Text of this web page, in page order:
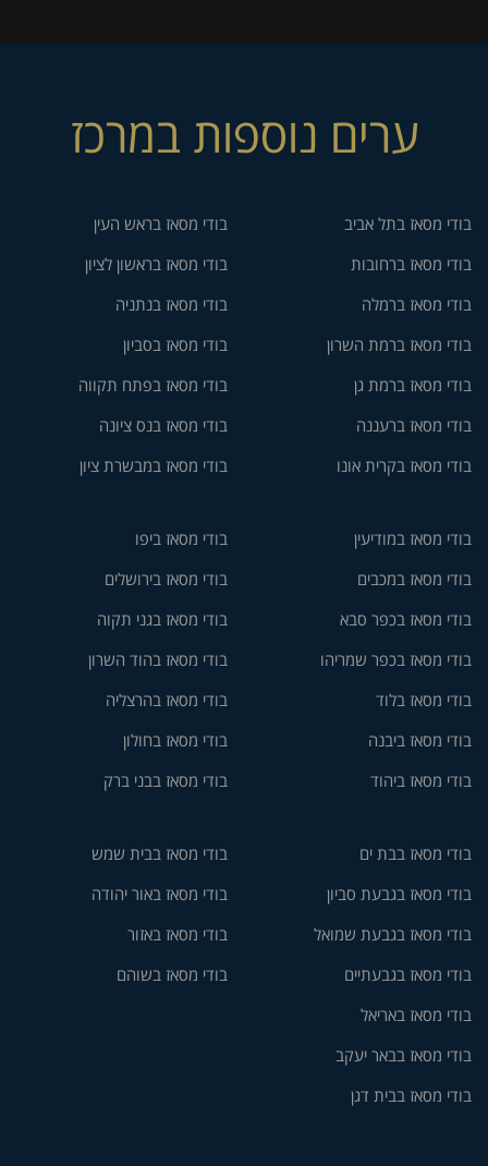
ערים נוספות במרכז
בודי מסאז בתל אביב
בודי מסאז ברחובות
בודי מסאז ברמלה
בודי מסאז ברמת השרון
בודי מסאז ברמת גן
בודי מסאז ברעננה
בודי מסאז בקרית אונו
בודי מסאז בראש העין
בודי מסאז בראשון לציון
בודי מסאז בנתניה
בודי מסאז בסביון
בודי מסאז בפתח תקווה
בודי מסאז בנס ציונה
בודי מסאז במבשרת ציון
בודי מסאז במודיעין
בודי מסאז במכבים
בודי מסאז בכפר סבא
בודי מסאז בכפר שמריהו
בודי מסאז בלוד
בודי מסאז ביבנה
בודי מסאז ביהוד
בודי מסאז ביפו
בודי מסאז בירושלים
בודי מסאז בגני תקוה
בודי מסאז בהוד השרון
בודי מסאז בהרצליה
בודי מסאז בחולון
בודי מסאז בבני ברק
בודי מסאז בבת ים
בודי מסאז בגבעת סביון
בודי מסאז בגבעת שמואל
בודי מסאז בגבעתיים
בודי מסאז באריאל
בודי מסאז בבאר יעקב
בודי מסאז בבית דגן
בודי מסאז בבית שמש
בודי מסאז באור יהודה
בודי מסאז באזור
בודי מסאז בשוהם